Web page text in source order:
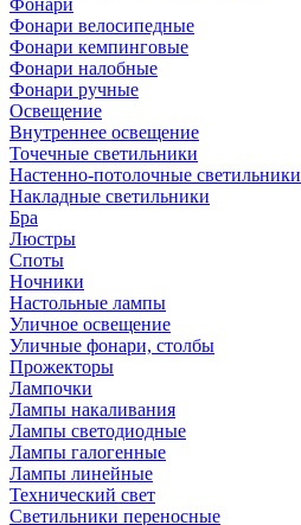
Фонари
Фонари велосипедные
Фонари кемпинговые
Фонари налобные
Фонари ручные
Освещение
Внутреннее освещение
Точечные светильники
Настенно-потолочные светильники
Накладные светильники
Бра
Люстры
Споты
Ночники
Настольные лампы
Уличное освещение
Уличные фонари, столбы
Прожекторы
Лампочки
Лампы накаливания
Лампы светодиодные
Лампы галогенные
Лампы линейные
Технический свет
Светильники переносные